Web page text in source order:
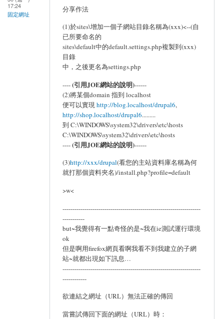
17:24
固定網址
分享作法
(1)於sites\增加一個子網站目錄名稱為(xxx)<--(自
已所要命名的
sites\default中的default.settings.php複製到(xxx)
目錄
中，之後更名為settings.php
----(引用JOE網站的說明)------
(2)將某個domain 指到 localhost
便可以實現http://blog.localhost/drupal6,
http://shop.localhost/drupal6.........
到 C:\WINDOWS\system32\drivers\etc\hosts
C:\WINDOWS\system32\drivers\etc\hosts
----(引用JOE網站的說明)------
(3)http://xxx/drupal(看您的主站資料庫名稱為何
就打那個資料夾名)/install.php?profile=default
>w<
---------------------------------------------------------------------
-----------
but~我覺得有一點奇怪的是~我在ie測試運行環境
ok
但是啊用firefox網頁看啊我看不到我建立的子網
站~就都出現如下訊息…
---------------------------------------------------------------------
------------
欲連結之網址（URL）無法正確的傳回
當嘗試傳回下面的網址（URL）時：